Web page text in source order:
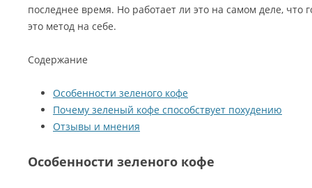
последнее время. Но работает ли это на самом деле, что
это метод на себе.
Содержание
Особенности зеленого кофе
Почему зеленый кофе способствует похудению
Отзывы и мнения
Особенности зеленого кофе